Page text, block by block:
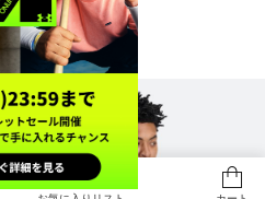
￥4,950